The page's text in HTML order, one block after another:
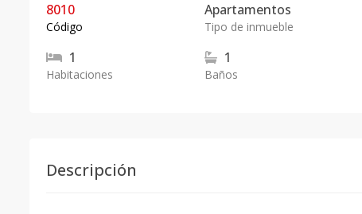
8010
Código
Apartamentos
Tipo de inmueble
1
Habitaciones
1
Baños
Descripción